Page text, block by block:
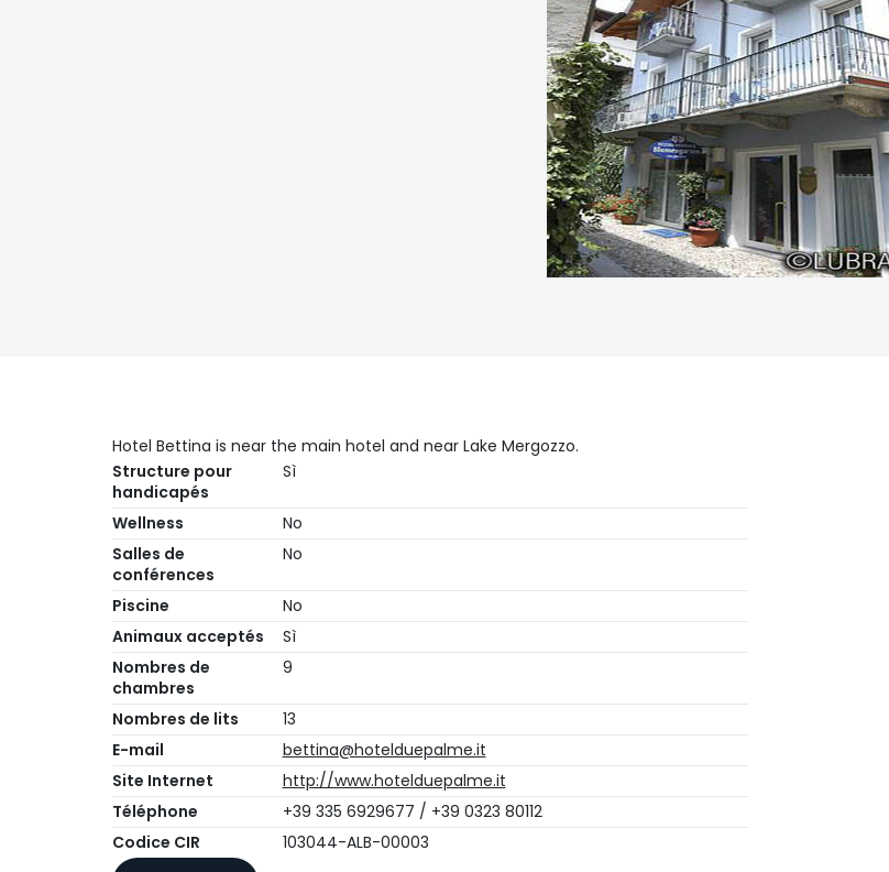
Hotel Bettina is near the main hotel and near Lake Mergozzo.
Structure pour
handicapés
Sì
Wellness
No
Salles de
conférences
No
Piscine
No
Animaux acceptés
Sì
Nombres de
chambres
9
Nombres de lits
13
E-mail
bettina@hotelduepalme.it
Site Internet
http://www.hotelduepalme.it
Téléphone
+39 335 6929677 / +39 0323 80112
Codice CIR
103044-ALB-00003